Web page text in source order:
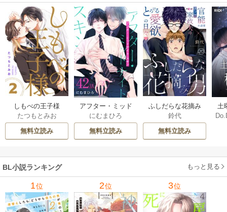
しもべの王子様
【描き下ろしおま
け付き特装版】 2巻
たつもとみお
無料立読み
アフター・ミッド
ナイト・スキン
［ばら売り］ 42巻
にむまひろ
無料立読み
ふしだらな花摘み
男 20巻
鈴代
無料立読み
土
上
BL小説ランキング もっと見る
1位 2位 3位